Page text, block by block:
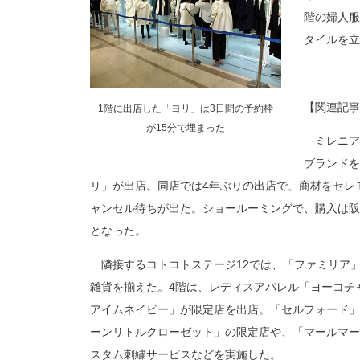
1階に出店した「ヨリ」は3日間の予約枠
が15分で埋まった
階の婦人
タイルを
【関連記
ミレニア
ブランド
リ」が出店。同店では4年ぶりの出店で、商材をセ
ャンセル待ちが出た。ショールーミングで、購入は
となった。
隣接するコトコトステージ12では、「ファミリア
雑貨を揃えた。4階は、レディスアパレル「ヨーコ
アイムネイビー」が限定店を出店。「セルフォード
ーンリトルクローゼット」の限定店や、「マールマ
スタム刺繍サービスなどを実施した。